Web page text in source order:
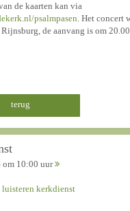
de kaarten kan via
psalmpasen. Het concert
de aanvang is om
terug
om 10:00 uur
kerkdienst